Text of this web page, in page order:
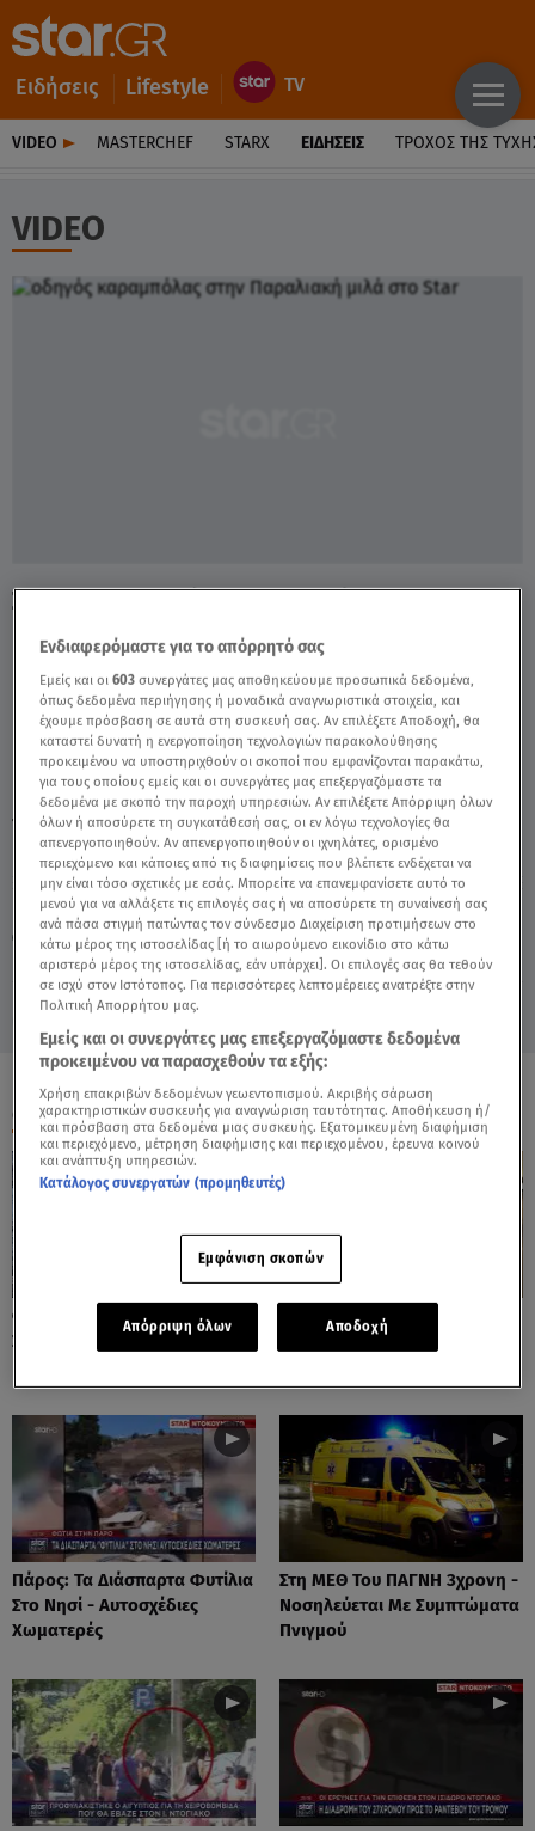
Ειδήσεις Lifestyle
VIDEO MASTERCHEF STARX ΕΙΔΉΣΕΙΣ ΤΡΟΧΌΣ ΤΗΣ
VIDEO
Κυριακή 9 Αυγούστου 2026
04.05.22, 22:50
ΕΛΛΑΔΑ
Πηγή: κεντρικό δελτίο ειδήσεων Star
Στο Star Ο Οδηγός Που Ενεπλάκη Σε
Καραμπόλα Στην Παραλιακή - Video
TAGS: ΚΑΡΑΜΠΟΛΑ ΠΑΡΑΛΙΑΚΗ
ΟΛΑ ΤΑ ΒΙΝΤΕΟ
Φωτιές: Στάχτη Το Πράσινο
Στολίδι Της Δυτικής Αττικής
Πόρτο Ράφτη: Bίντεο
Ντοκουμέντο Από Το
Πάρος: Τα Διάσπαρτα Φυτίλια
Στο Νησί - Αυτοσχέδιες
Χωματερές
Στη ΜΕΘ Του ΠΑΓΝΗ 3χρονη -
Νοσηλεύεται Με Συμπτώματα
Πνιγμού
Ενδιαφερόμαστε για το απόρρητό σας
Εμείς και οι603 συνεργάτες μας αποθηκεύουμε προσωπικά δεδομένα,
όπως δεδομένα περιήγησης ή μοναδικά αναγνωριστικά στοιχεία, και
έχουμε πρόσβαση σε αυτά στη συσκευή σας. Αν επιλέξετε Αποδοχή, θα
καταστεί δυνατή η ενεργοποίηση τεχνολογιών παρακολούθησης
προκειμένου να υποστηριχθούν οι σκοποί που εμφανίζονται παρακάτω,
για τους οποίους εμείς και οι συνεργάτες μας επεξεργαζόμαστε τα
δεδομένα με σκοπό την παροχή υπηρεσιών. Αν επιλέξετε Απόρριψη όλων
όλων ή αποσύρετε τη συγκατάθεσή σας, οι εν λόγω τεχνολογίες θα
απενεργοποιηθούν. Αν απενεργοποιηθούν οι ιχνηλάτες, ορισμένο
περιεχόμενο και κάποιες από τις διαφημίσεις που βλέπετε ενδέχεται να
μην είναι τόσο σχετικές με εσάς. Μπορείτε να επανεμφανίσετε αυτό το
μενού για να αλλάξετε τις επιλογές σας ή να αποσύρετε τη συναίνεσή σας
ανά πάσα στιγμή πατώντας τον σύνδεσμο Διαχείριση προτιμήσεων στο
κάτω μέρος της ιστοσελίδας [ή το αιωρούμενο εικονίδιο στο κάτω
αριστερό μέρος της ιστοσελίδας, εάν υπάρχει]. Οι επιλογές σας θα τεθούν
σε ισχύ στον Ιστότοπος. Για περισσότερες λεπτομέρειες ανατρέξτε στην
Πολιτική Απορρήτου μας.
Εμείς και οι συνεργάτες μας επεξεργαζόμαστε δεδομένα
προκειμένου να παρασχεθούν τα εξής:
Χρήση επακριβών δεδομένων γεωεντοπισμού. Ακριβής σάρωση
χαρακτηριστικών συσκευής για αναγνώριση ταυτότητας. Αποθήκευση ή/
και πρόσβαση στα δεδομένα μιας συσκευής. Εξατομικευμένη διαφήμιση
και περιεχόμενο, μέτρηση διαφήμισης και περιεχομένου, έρευνα κοινού
και ανάπτυξη υπηρεσιών.
Κατάλογος συνεργατών (προμηθευτές)
Εμφάνιση σκοπών
Απόρριψη όλων Αποδοχή